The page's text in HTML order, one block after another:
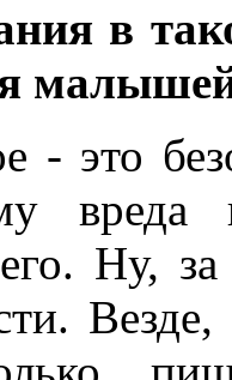
в
малышей
- это
вреда
Ну,